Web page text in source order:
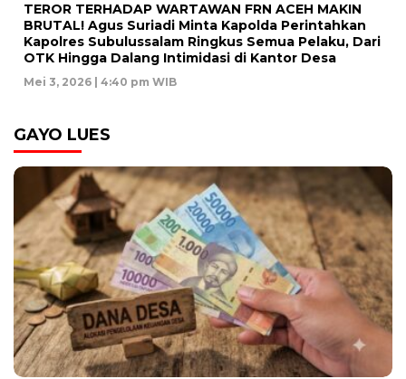
TEROR TERHADAP WARTAWAN FRN ACEH MAKIN
BRUTAL! Agus Suriadi Minta Kapolda Perintahkan
Kapolres Subulussalam Ringkus Semua Pelaku, Dari
OTK Hingga Dalang Intimidasi di Kantor Desa
Mei 3, 2026 | 4:40 pm WIB
GAYO LUES